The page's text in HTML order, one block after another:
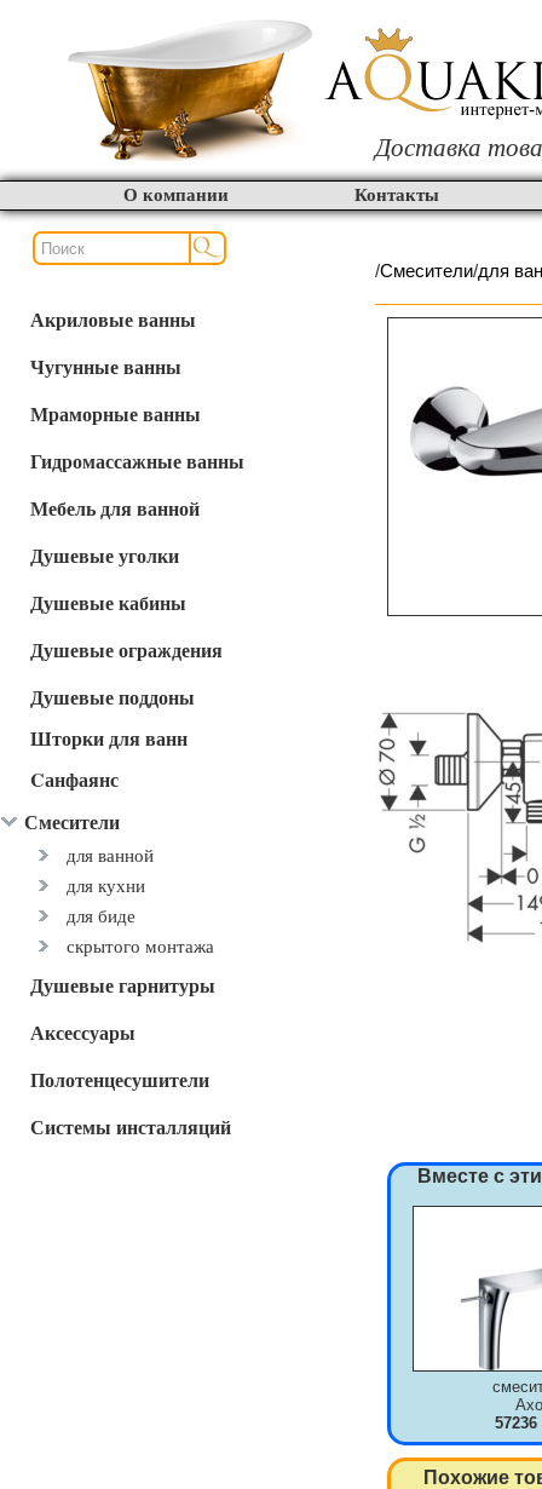
Доставка
О компании Контакты
Акриловые ванны
Чугунные ванны
Мраморные ванны
Гидромассажные ванны
Мебель для ванной
Душевые уголки
Душевые кабины
Душевые ограждения
Душевые поддоны
Шторки для ванн
Cанфаянс
Смесители
для ванной
для кухни
для биде
скрытого монтажа
Душевые гарнитуры
Аксессуары
Полотенцесушители
Системы инсталляций
/Смесители/для
Вместе с
57236
Похожие